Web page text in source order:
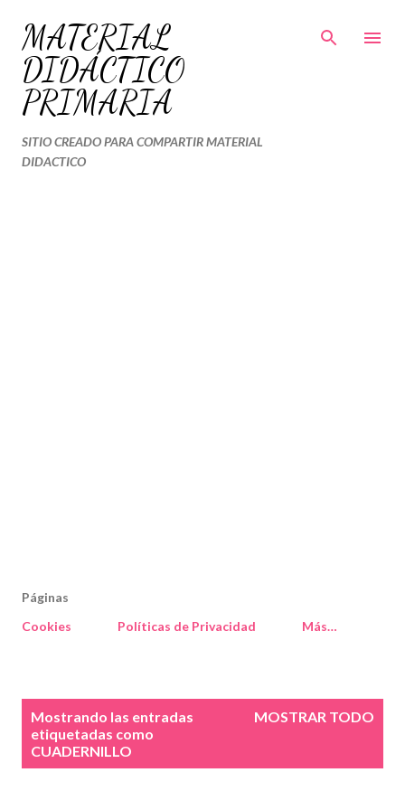
Ir al contenido principal
MATERIAL
DIDÁCTICO
PRIMARIA
SITIO CREADO PARA COMPARTIR MATERIAL
DIDACTICO
Páginas
Cookies
Políticas de Privacidad Más…
Mostrando las entradas
etiquetadas como
CUADERNILLO
MOSTRAR TODO